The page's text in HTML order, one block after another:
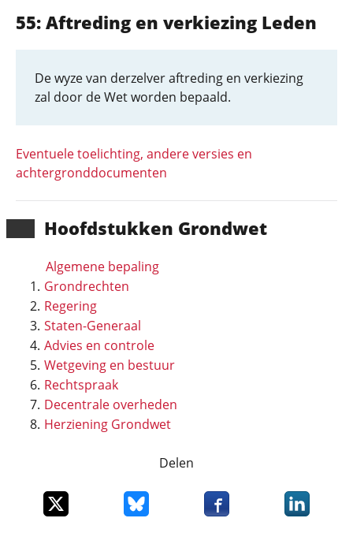
Hoofd­stukken Grondwet
Algemene bepaling
Grondrechten
Regering
Staten-Generaal
Advies en controle
Wetgeving en bestuur
Rechtspraak
Decentrale overheden
Herziening Grondwet
55: Aftreding en verkiezing Leden
De wyze van derzelver aftreding en verkiezing
zal door de Wet worden bepaald.
Eventuele toelichting, andere versies en
achtergronddocumenten
Delen
Deel dit item op XDeel dit item op Bluesky
Deel dit item opDeel dit